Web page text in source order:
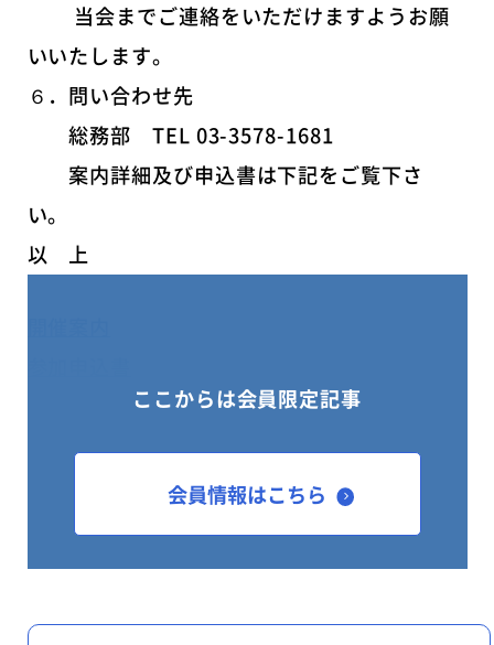
当会までご連絡をいただけますようお願
いいたします。
６．問い合わせ先
総務部 TEL 03-3578-1681
案内詳細及び申込書は下記をご覧下さ
い
以 上
ここからは会員限定記事
会員情報はこちら